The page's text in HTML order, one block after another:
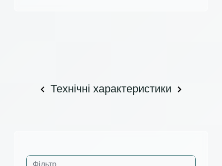
Технічні характеристики